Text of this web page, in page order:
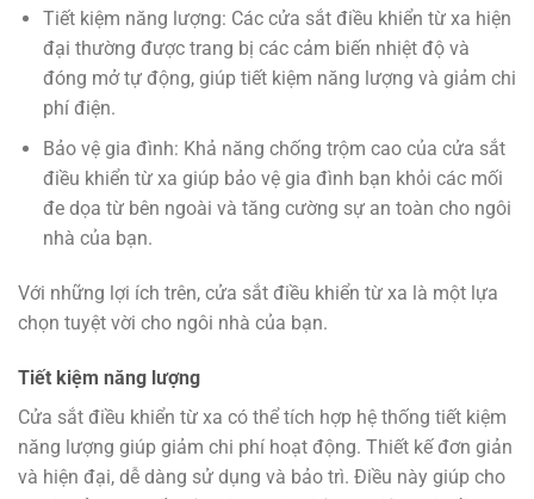
Tiết kiệm năng lượng: Các cửa sắt điều khiển từ xa hiện
đại thường được trang bị các cảm biến nhiệt độ và
đóng mở tự động, giúp tiết kiệm năng lượng và giảm chi
phí điện.
Bảo vệ gia đình: Khả năng chống trộm cao của cửa sắt
điều khiển từ xa giúp bảo vệ gia đình bạn khỏi các mối
đe dọa từ bên ngoài và tăng cường sự an toàn cho ngôi
nhà của bạn.
Với những lợi ích trên, cửa sắt điều khiển từ xa là một lựa
chọn tuyệt vời cho ngôi nhà của bạn.
Tiết kiệm năng lượng
Cửa sắt điều khiển từ xa có thể tích hợp hệ thống tiết kiệm
năng lượng giúp giảm chi phí hoạt động. Thiết kế đơn giản
và hiện đại, dễ dàng sử dụng và bảo trì. Điều này giúp cho